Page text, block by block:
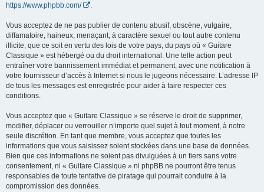
https://www.phpbb.com/
Vous acceptez de ne pas publier de contenu abusif, obscène, vulgaire,
diffamatoire, haineux, menaçant, à caractère sexuel ou tout autre contenu
illicite, que ce soit en vertu des lois de votre pays, du pays où « Guitare
Classique » est hébergé ou du droit international. Une telle action peut
entraîner votre bannissement immédiat et permanent, avec une notification à
votre fournisseur d’accès à Internet si nous le jugeons nécessaire. L’adresse IP
de tous les messages est enregistrée pour aider à faire respecter ces
conditions.
Vous acceptez que « Guitare Classique » se réserve le droit de supprimer,
modifier, déplacer ou verrouiller n’importe quel sujet à tout moment, à notre
seule discrétion. En tant que membre, vous acceptez que toutes les
informations que vous saisissez soient stockées dans une base de données.
Bien que ces informations ne soient pas divulguées à un tiers sans votre
consentement, ni « Guitare Classique » ni phpBB ne pourront être tenus
responsables de toute tentative de piratage qui pourrait conduire à la
compromission des données.